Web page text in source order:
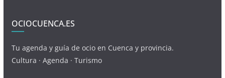
OCIOCUENCA.ES
Tu agenda y guía de ocio en Cuenca y provincia.
Cultura · Agenda · Turismo